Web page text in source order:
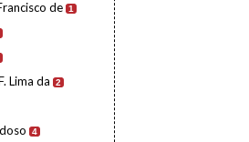
de 1
Lima da 2
4